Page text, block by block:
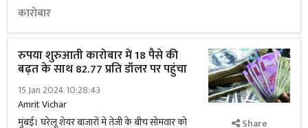
कारोबार
रुपया शुरुआती कारोबार में 18 पैसे की
बढ़त के साथ 82.77 प्रति डॉलर पर पहुंचा
15 Jan 2024 10:28:43
Amrit Vichar
मुंबई। घरेलू शेयर बाजारों में तेजी के बीच सोमवार को
Share